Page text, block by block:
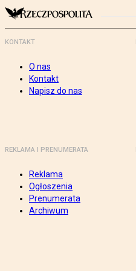
KONTAKT
O nas
Kontakt
Napisz do nas
REKLAMA I PRENUMERATA
Reklama
Ogłoszenia
Prenumerata
Archiwum